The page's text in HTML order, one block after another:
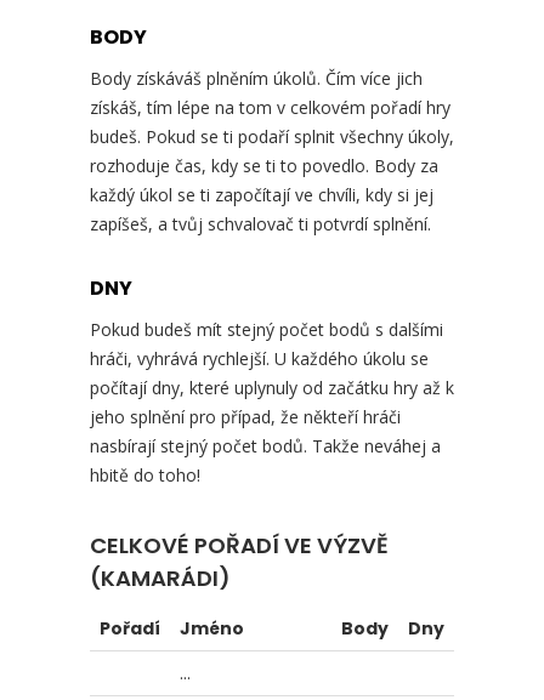
BODY
Body získáváš plněním úkolů. Čím více jich
získáš, tím lépe na tom v celkovém pořadí hry
budeš. Pokud se ti podaří splnit všechny úkoly,
rozhoduje čas, kdy se ti to povedlo. Body za
každý úkol se ti započítají ve chvíli, kdy si jej
zapíšeš, a tvůj schvalovač ti potvrdí splnění.
DNY
Pokud budeš mít stejný počet bodů s dalšími
hráči, vyhrává rychlejší. U každého úkolu se
počítají dny, které uplynuly od začátku hry až k
jeho splnění pro případ, že někteří hráči
nasbírají stejný počet bodů. Takže neváhej a
hbitě do toho!
CELKOVÉ POŘADÍ VE VÝZVĚ
(KAMARÁDI)
Pořadí Jméno Body
Dny
...